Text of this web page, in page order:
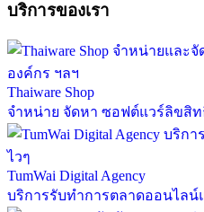
บริการของเรา
Thaiware Shop
จำหน่าย จัดหา ซอฟต์แวร์ลิขสิ
TumWai Digital Agency
บริการรับทำการตลาดออนไลน์